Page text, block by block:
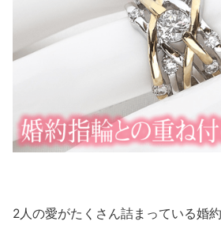
2人の愛がたくさん詰まっている婚